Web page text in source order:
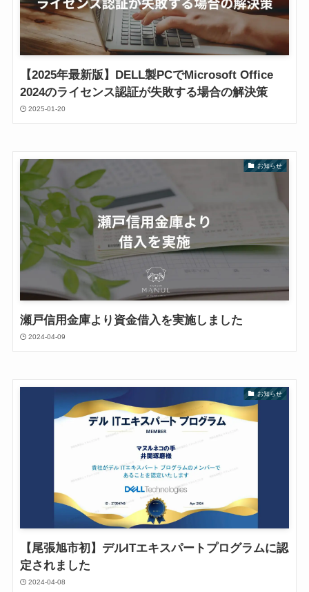
【2025年最新版】DELL製PCでMicrosoft Office
2024のライセンス認証が失敗する場合の解決策
2025-01-20
お知らせ
瀬戸信用金庫より資金借入を実施しました
2024-04-09
お知らせ
【尾張旭市初】デルITエキスパートプログラムに認
定されました
2024-04-08